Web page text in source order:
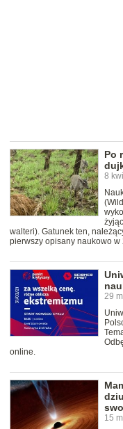
Po
8
walteri). Gatunek ten,
pierwszy opisany naukowo w
29
online.
15